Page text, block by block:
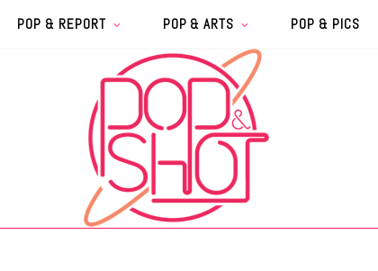
POP & REPORT POP & ARTS POP & PICS